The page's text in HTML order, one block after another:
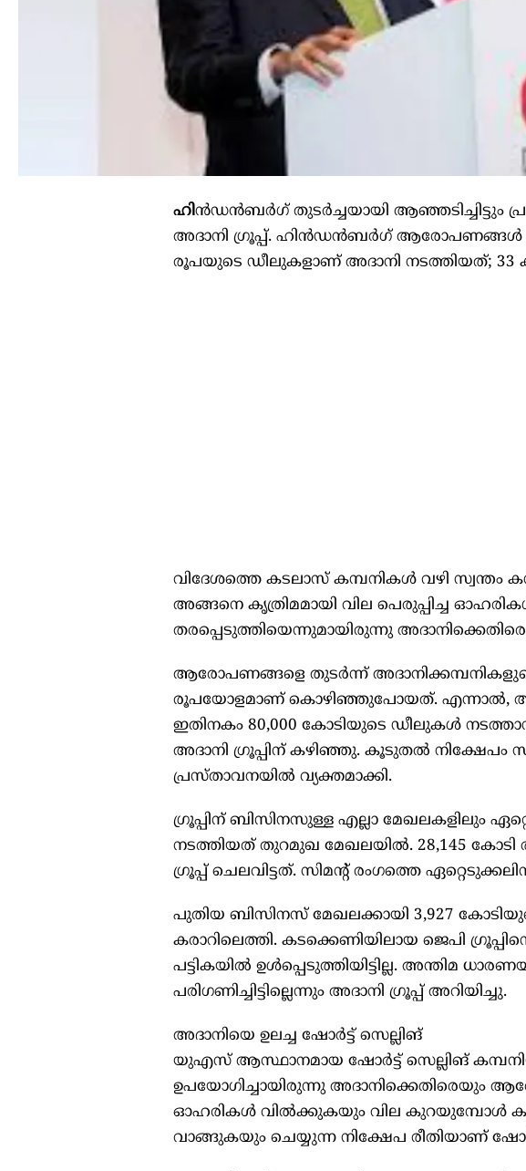
ഹിൻഡൻബർഗ് തുടർച്ചയായി ആഞ്ഞടിച്ചിട്ടും
അദാനി ഗ്രൂപ്പ്. ഹിൻഡൻബർഗ് ആരോപണങ്ങൾ
രൂപയുടെ ഡീലുകളാണ് അദാനി നടത്തിയത്; 33
വിദേശത്തെ കടലാസ് കമ്പനികൾ വഴി
അങ്ങനെ കൃത്രിമമായി വില പെരുപ്പിച്ച
തരപ്പെടുത്തിയെന്നുമായിരുന്നു
ആരോപണങ്ങളെ തുടർന്ന് അദാനിക്കമ്പനികളുടെ
രൂപയോളമാണ് കൊഴിഞ്ഞുപോയത്. എന്നാൽ,
ഇതിനകം 80,000 കോടിയുടെ ഡീലുകൾ
അദാനി ഗ്രൂപ്പിന് കഴിഞ്ഞു. കൂടുതൽ നിക്ഷേപം
പ്രസ്താവനയിൽ വ്യക്തമാക്കി.
ഗ്രൂപ്പിന് ബിസിനസുള്ള എല്ലാ മേഖലകളിലും
നടത്തിയത് തുറമുഖ മേഖലയിൽ. 28,145
ഗ്രൂപ്പ് ചെലവിട്ടത്. സിമന്റ് രംഗത്തെ
പുതിയ ബിസിനസ് മേഖലക്കായി 3,927
കരാറിലെത്തി. കടക്കെണിയിലായ ജെപി
പട്ടികയിൽ ഉൾപ്പെടുത്തിയിട്ടില്ല. അന്തിമ
പരിഗണിച്ചിട്ടില്ലെന്നും അദാനി ഗ്രൂപ്പ് അറിയിച്ചു.
അദാനിയെ ഉലച്ച ഷോർട്ട് സെല്ലിങ്
യുഎസ് ആസ്ഥാനമായ ഷോർട്ട് സെല്ലിങ്
ഉപയോഗിച്ചായിരുന്നു അദാനിക്കെതിരെയും
ഓഹരികൾ വിൽക്കുകയും വില കുറയുമ്പോൾ
വാങ്ങുകയും ചെയ്യുന്ന നിക്ഷേപ രീതിയാണ്